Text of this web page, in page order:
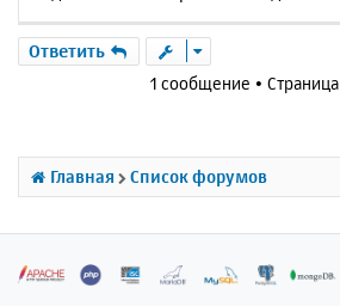
Ответить
1 сообщение • Страница
Главная Список форумов